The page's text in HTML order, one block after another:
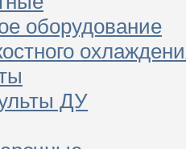
оборудование
ДУ